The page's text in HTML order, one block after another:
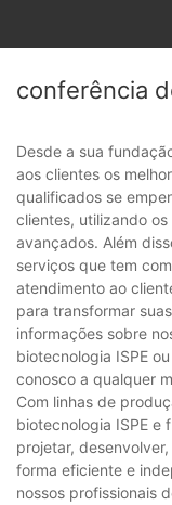
conferência
Desde a sua
aos clientes os
qualificados se
clientes, utilizando
avançados. Além
serviços que tem
atendimento ao
para transformar
informações sobre
biotecnologia ISPE
conosco a qualquer
Com linhas de
biotecnologia ISPE e
projetar,
forma eficiente e
nossos profissionais